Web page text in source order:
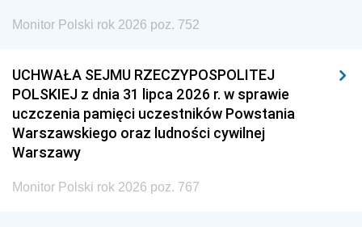
Monitor Polski rok 2026 poz. 752
UCHWAŁA SEJMU RZECZYPOSPOLITEJ
POLSKIEJ z dnia 31 lipca 2026 r. w sprawie
uczczenia pamięci uczestników Powstania
Warszawskiego oraz ludności cywilnej
Warszawy
Monitor Polski rok 2026 poz. 767